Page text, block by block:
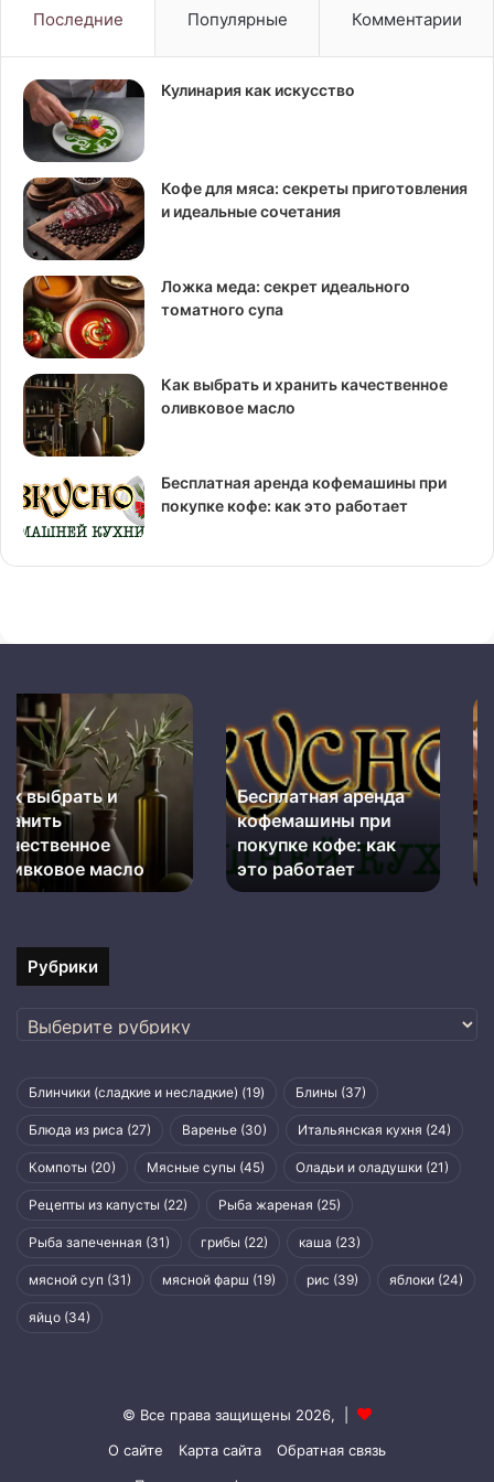
Последние Популярные Комментарии
Кулинария как искусство
Кофе для мяса: секреты приготовления
и идеальные сочетания
Ложка меда: секрет идеального
томатного супа
Как выбрать и хранить качественное
оливковое масло
Бесплатная аренда кофемашины при
покупке кофе: как это работает
Бесплатная
аренда
кофемашины
при
покупке
кофе:
как
это
работает
Бесплатная аренда
кофемашины при
покупке кофе: как
это работает
резать
лук
и
не
плакать:
простые
лайфхаки
и
Как резать лук и не
плакать: простые
лайфхаки и
правильная техника
Рубрики
Рубрики
Блинчики (сладкие и несладкие) (19) Блины (37)
Блюда из риса (27) Варенье (30) Итальянская кухня (24)
Компоты (20) Мясные супы (45) Оладьи и оладушки (21)
Рецепты из капусты (22) Рыба жареная (25)
Рыба запеченная (31) грибы (22) каша (23)
мясной суп (31) мясной фарш (19) рис (39) яблоки (24)
яйцо (34)
© Все права защищены 2026, |
О сайте
Карта сайта
Обратная связь